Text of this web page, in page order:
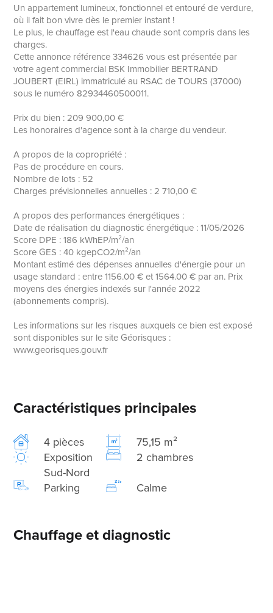
Un appartement lumineux, fonctionnel et entouré de verdure,
où il fait bon vivre dès le premier instant !
Le plus, le chauffage est l'eau chaude sont compris dans les
charges.
Cette annonce référence 334626 vous est présentée par
votre agent commercial BSK Immobilier BERTRAND
JOUBERT (EIRL) immatriculé au RSAC de TOURS (37000)
sous le numéro 82934460500011.
Prix du bien : 209 900,00 €
Les honoraires d'agence sont à la charge du vendeur.
A propos de la copropriété :
Pas de procédure en cours.
Nombre de lots : 52
Charges prévisionnelles annuelles : 2 710,00 €
A propos des performances énergétiques :
Date de réalisation du diagnostic énergétique : 11/05/2026
Score DPE : 186 kWhEP/m²/an
Score GES : 40 kgepCO2/m²/an
Montant estimé des dépenses annuelles d'énergie pour un
usage standard : entre 1156.00 € et 1564.00 € par an. Prix
moyens des énergies indexés sur l'année 2022
(abonnements compris).
Les informations sur les risques auxquels ce bien est exposé
sont disponibles sur le site Géorisques :
www.georisques.gouv.fr
Caractéristiques principales
4 pièces
75,15 m²
Exposition
Sud-Nord
2 chambres
Parking
Calme
Chauffage et diagnostic